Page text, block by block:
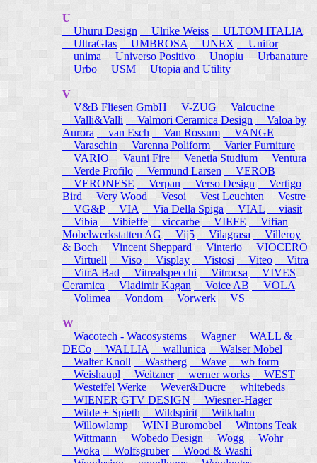
U
Uhuru Design
Ulrike Weiss
ULTOM ITALIA
UltraGlas
UMBROSA UNEX
Unifor
unima
Universo Positivo Unopiu
Urbanature
Urbo
USM Utopia and Utility
V
V&B Fliesen GmbH
V-ZUG
Valcucine
Valli&Valli
Valmori Ceramica Design
Valoa by
Aurora
van Esch Van Rossum
VANGE
Varaschin
Varenna Poliform
Varier Furniture
VARIO
Vauni Fire Venetia Studium
Ventura
Verde Profilo
Vermund Larsen
VEROB
VERONESE
Verpan Verso Design
Vertigo
Bird
Very Wood Vesoi Vest Leuchten
Vestre
VG&P
VIA Via Della Spiga VIAL
viasit
Vibia
Vibieffe viccarbe VIEFE
Vifian
Mobelwerkstatten AG
Vij5 Vilagrasa
Villeroy
& Boch
Vincent Sheppard Vinterio
VIOCERO
Virtuell
Viso Visplay Vistosi Viteo
Vitra
VitrA Bad
Vitrealspecchi Vitrocsa
VIVES
Ceramica
Vladimir Kagan Voice AB
VOLA
Volimea
Vondom Vorwerk VS
W
Wacotech - Wacosystems
Wagner
WALL &
DECo
WALLIA wallunica
Walser Mobel
Walter Knoll
Wastberg Wave
wb form
Weishaupl
Weitzner werner works
WEST
Westeifel Werke
Wever&Ducre
whitebeds
WIENER GTV DESIGN
Wiesner-Hager
Wilde + Spieth
Wildspirit
Wilkhahn
Willowlamp
WINI Buromobel
Wintons Teak
Wittmann
Wobedo Design Wogg
Wohr
Woka
Wolfsgruber
Wood & Washi